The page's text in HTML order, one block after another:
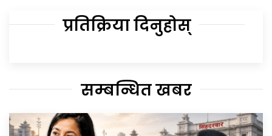
प्रतिक्रिया दिनुहोस्
सम्बन्धित खबर